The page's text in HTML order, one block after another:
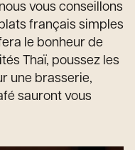
vous conseillons
français simples
le bonheur de
Thaï, poussez les
une brasserie,
sauront vous